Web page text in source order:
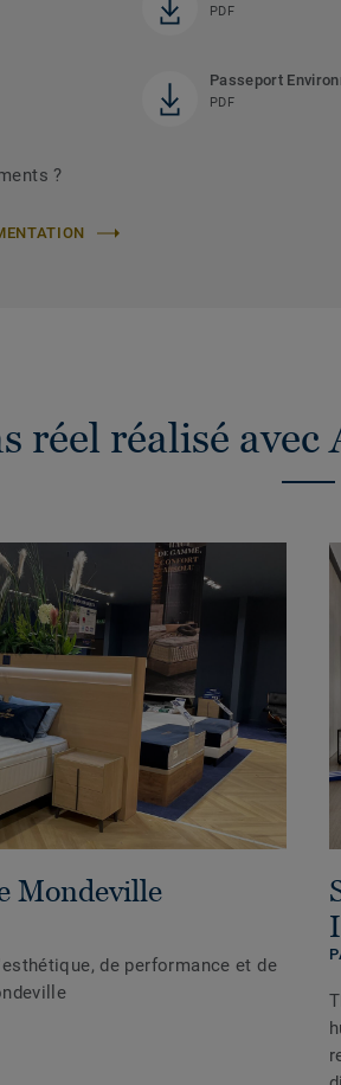
PDF
Passeport
PDF
?
réel réalisé avec
Mondeville
de performance et de